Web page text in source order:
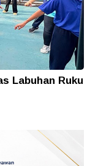
Labuhan Ruku